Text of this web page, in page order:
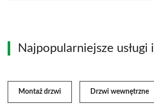
Najpopularniejsze
Montaż drzwi Drzwi wewnętrzne